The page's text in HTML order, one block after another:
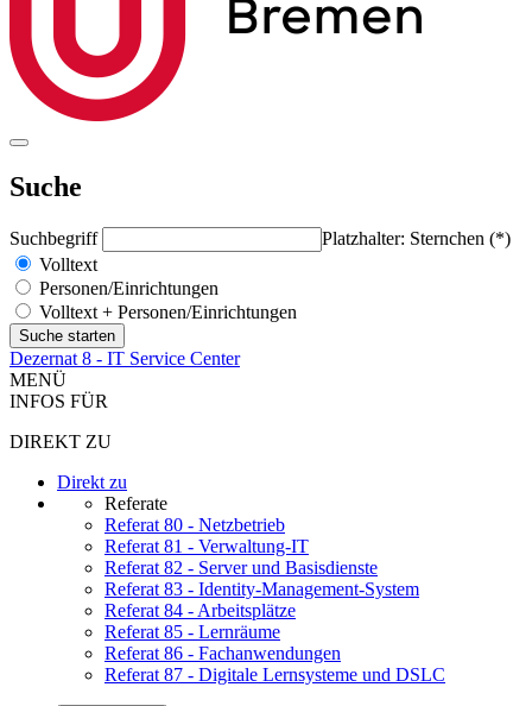
Suche
Suchbegriff
Platzhalter: Sternchen (*)
Volltext
Personen/Einrichtungen
Volltext + Personen/Einrichtungen
Dezernat 8 - IT Service Center
MENÜ
INFOS FÜR
DIREKT ZU
Direkt zu
Referate
Referat 80 - Netzbetrieb
Referat 81 - Verwaltung-IT
Referat 82 - Server und Basisdienste
Referat 83 - Identity-Management-System
Referat 84 - Arbeitsplätze
Referat 85 - Lernräume
Referat 86 - Fachanwendungen
Referat 87 - Digitale Lernsysteme und DSLC